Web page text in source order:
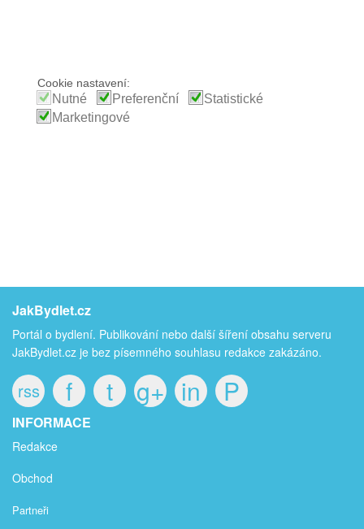
JakBydlet.cz
Portál o bydlení. Publikování nebo další šíření obsahu serveru
JakBydlet.cz je bez písemného souhlasu redakce zakázáno.
rss f t g+ in P
INFORMACE
Redakce
Obchod
Partneři
Cookie nastavení:
Nutné Preferenční
Statistické
Marketingové